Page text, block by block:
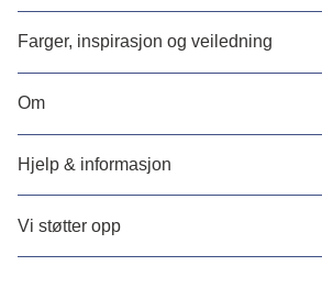
Farger, inspirasjon og veiledning
Om
Hjelp & informasjon
Vi støtter opp